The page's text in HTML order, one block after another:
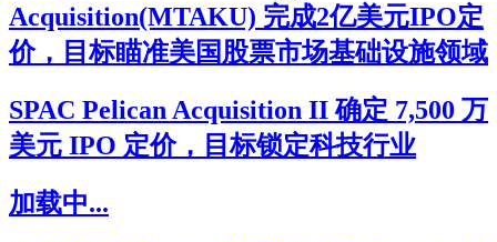
Acquisition(MTAKU) 完成2亿美元IPO定
价，目标瞄准美国股票市场基础设施领域
SPAC Pelican Acquisition II 确定 7,500 万
美元 IPO 定价，目标锁定科技行业
加载中...